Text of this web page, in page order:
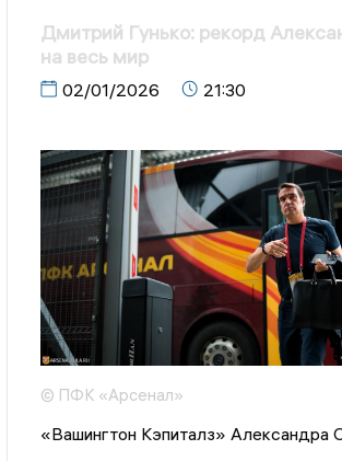
Дмитрий Гунько: рекорд
на весь мир
02/01/2026 21:30
© ПФК «Арсенал»
«Вашингтон Кэпиталз» Александра